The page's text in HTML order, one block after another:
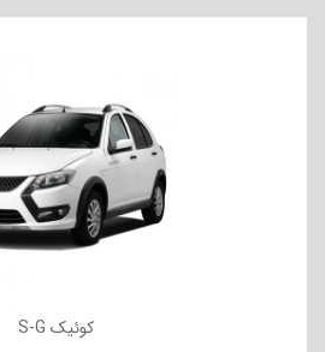
مشاهده جزئیات
کوئیک S-G